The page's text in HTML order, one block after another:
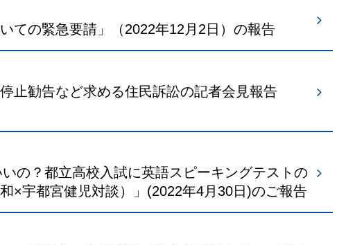
ての緊急要請」（2022年12月2日）の報告
止勧告など求める住民訴訟の記者会見報告
の？都立高校入試に英語スピーキングテストの
×宇都宮健児対談）」(2022年4月30日)のご報告